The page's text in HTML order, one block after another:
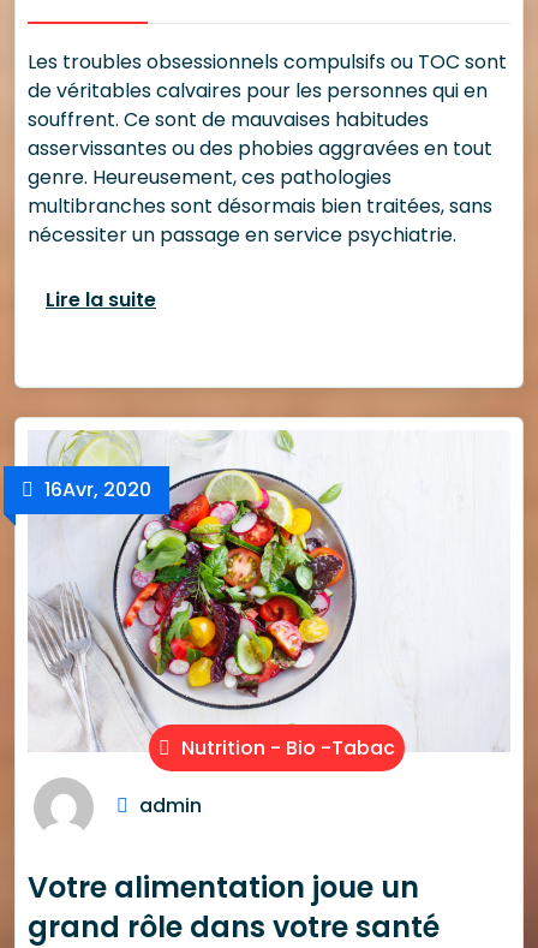
Les troubles obsessionnels compulsifs ou TOC sont
de véritables calvaires pour les personnes qui en
souffrent. Ce sont de mauvaises habitudes
asservissantes ou des phobies aggravées en tout
genre. Heureusement, ces pathologies
multibranches sont désormais bien traitées, sans
nécessiter un passage en service psychiatrie.
Lire la suite
Nutrition - Bio -Tabac
16Avr, 2020
admin
Votre alimentation joue un
grand rôle dans votre santé